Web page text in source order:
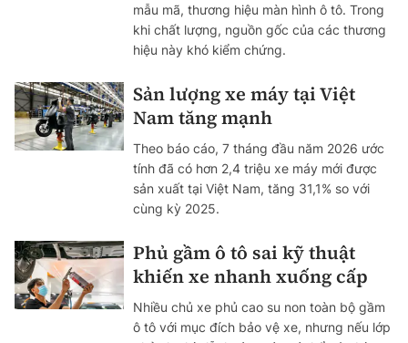
mẫu mã, thương hiệu màn hình ô tô. Trong
khi chất lượng, nguồn gốc của các thương
hiệu này khó kiểm chứng.
Sản lượng xe máy tại Việt
Nam tăng mạnh
Theo báo cáo, 7 tháng đầu năm 2026 ước
tính đã có hơn 2,4 triệu xe máy mới được
sản xuất tại Việt Nam, tăng 31,1% so với
cùng kỳ 2025.
Phủ gầm ô tô sai kỹ thuật
khiến xe nhanh xuống cấp
Nhiều chủ xe phủ cao su non toàn bộ gầm
ô tô với mục đích bảo vệ xe, nhưng nếu lớp